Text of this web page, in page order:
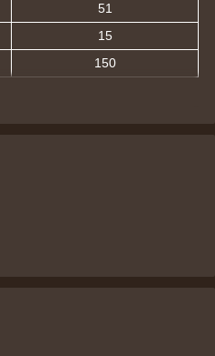
51
15
150